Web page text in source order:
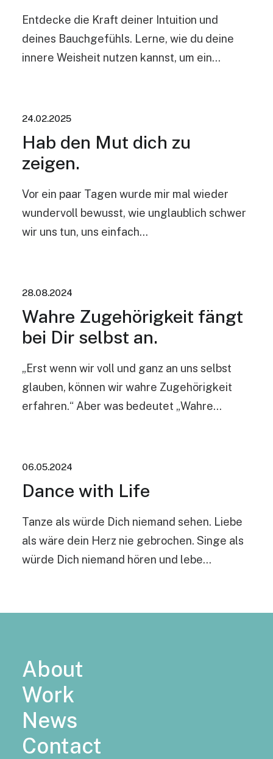
Entdecke die Kraft deiner Intuition und
deines Bauchgefühls. Lerne, wie du deine
innere Weisheit nutzen kannst, um ein…
24.02.2025
Hab den Mut dich zu
zeigen.
Vor ein paar Tagen wurde mir mal wieder
wundervoll bewusst, wie unglaublich schwer
wir uns tun, uns einfach…
28.08.2024
Wahre Zugehörigkeit fängt
bei Dir selbst an.
„Erst wenn wir voll und ganz an uns selbst
glauben, können wir wahre Zugehörigkeit
erfahren.“ Aber was bedeutet „Wahre…
06.05.2024
Dance with Life
Tanze als würde Dich niemand sehen. Liebe
als wäre dein Herz nie gebrochen. Singe als
würde Dich niemand hören und lebe…
About
Work
News
Contact